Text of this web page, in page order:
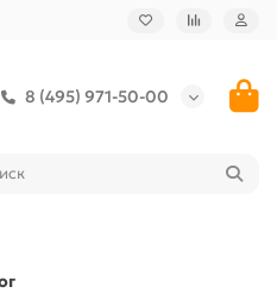
8 (495) 971-50-00